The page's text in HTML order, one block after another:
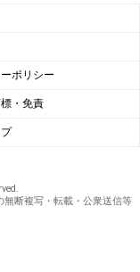
ポリシー
・免責
断複写・転載・公衆送信等